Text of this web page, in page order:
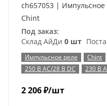
ch657053 | Импульсное
Chint
Под заказ:
Склад АйДи 0 шт
Импульсное реле Chint
250 В AC/28 В DC
230 В
2 206₽/шт